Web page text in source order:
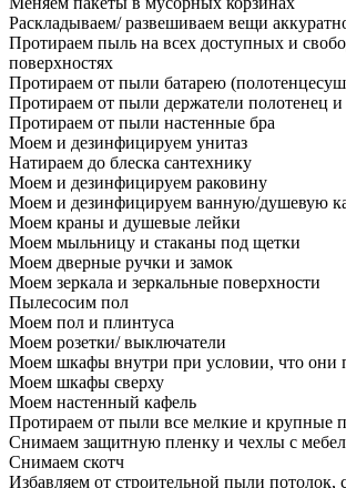
Раскладываем/ развешиваем вещи
Протираем пыль на всех доступных и
поверхностях
Протираем от пыли батарею
Протираем от пыли держатели полотенец и
Протираем от пыли настенные бра
Моем и дезинфицируем унитаз
Натираем до блеска сантехнику
Моем и дезинфицируем раковину
Моем и дезинфицируем ванную/душевую
Моем краны и душевые лейки
Моем мыльницу и стаканы под щетки
Моем дверные ручки и замок
Моем зеркала и зеркальные поверхности
Пылесосим пол
Моем пол и плинтуса
Моем розетки/ выключатели
Моем шкафы внутри при условии, что они
Моем шкафы сверху
Моем настенный кафель
Протираем от пыли все мелкие и крупные
Снимаем защитную пленку и чехлы с
Снимаем скотч
Избавляем от строительной пыли потолок,